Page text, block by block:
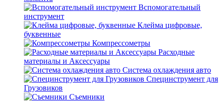
Вспомогательный
инструмент
Клейма цифровые,
буквенные
Компрессометры
Расходные
материалы и Аксессуары
Система охлаждения авто
Специнструмент для
Грузовиков
Съемники